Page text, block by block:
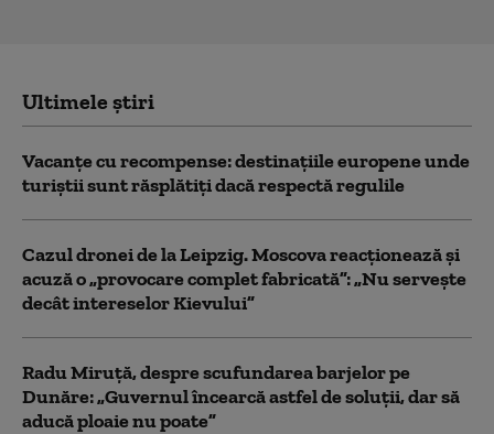
Ultimele știri
Vacanțe cu recompense: destinațiile europene unde
turiștii sunt răsplătiți dacă respectă regulile
Cazul dronei de la Leipzig. Moscova reacționează și
acuză o „provocare complet fabricată”: „Nu serveşte
decât intereselor Kievului”
Radu Miruță, despre scufundarea barjelor pe
Dunăre: „Guvernul încearcă astfel de soluții, dar să
aducă ploaie nu poate”